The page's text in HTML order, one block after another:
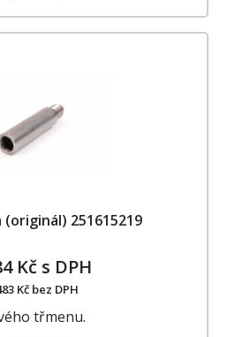
(originál) 251615219
Kč s DPH
Kč bez DPH
třmenu.